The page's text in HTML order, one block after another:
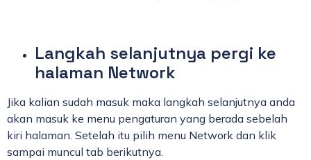
Langkah selanjutnya pergi ke
halaman Network
Jika kalian sudah masuk maka langkah selanjutnya anda
akan masuk ke menu pengaturan yang berada sebelah
kiri halaman. Setelah itu pilih menu Network dan klik
sampai muncul tab berikutnya.